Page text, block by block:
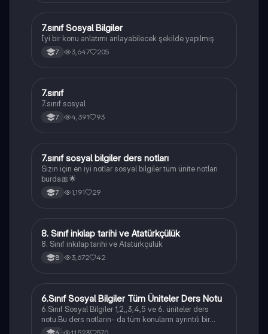
Sosyal Bilgiler
7.sınıf Sosyal Bilgiler
İyi bir konu anlatımı anlayabilecek şekilde yapılmış
7 3,647 205
Sosyal Bilgiler
7.sınıf
7.sınıf sosyal
7 4,391 93
Sosyal Bilgiler
7.sınıf sosyal bilgiler ders notları
Sizin için en iyi notlar sosyal bilgiler tüm ünite notları
burda🎀🌟
7 1,191 29
Sosyal Bilgiler
8. Sınıf inkılap tarihi ve Atatürkçülük
8. Sınıf inkılap tarihi ve Atatürkçülük
8 3,672 42
Sosyal Bilgiler
6.Sınıf Sosyal Bilgiler Tüm Üniteler Ders Notu
6.Sınıf Sosyal Bilgiler 1,2,,3,4,5 ve 6. üniteler ders
notu.Bu ders notların- da tüm konuların ayrıntılı bir
şekilde anlatımı vardır. 1.Ünite : Birey ve Toplum